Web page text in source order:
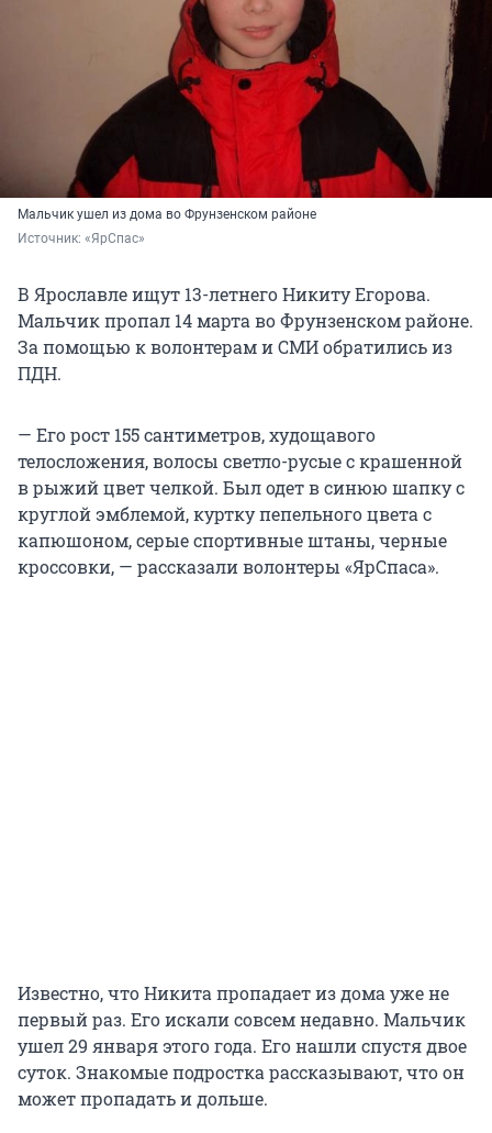
Мальчик ушел из дома во Фрунзенском районе
Источник: «ЯрСпас»
В Ярославле ищут 13-летнего Никиту Егорова.
Мальчик пропал 14 марта во Фрунзенском районе.
За помощью к волонтерам и СМИ обратились из
ПДН.
— Его рост 155 сантиметров, худощавого
телосложения, волосы светло-русые с крашенной
в рыжий цвет челкой. Был одет в синюю шапку с
круглой эмблемой, куртку пепельного цвета с
капюшоном, серые спортивные штаны, черные
кроссовки, — рассказали волонтеры «ЯрСпаса».
Известно, что Никита пропадает из дома уже не
первый раз. Его искали совсем недавно. Мальчик
ушел 29 января этого года. Его нашли спустя двое
суток. Знакомые подростка рассказывают, что он
может пропадать и дольше.